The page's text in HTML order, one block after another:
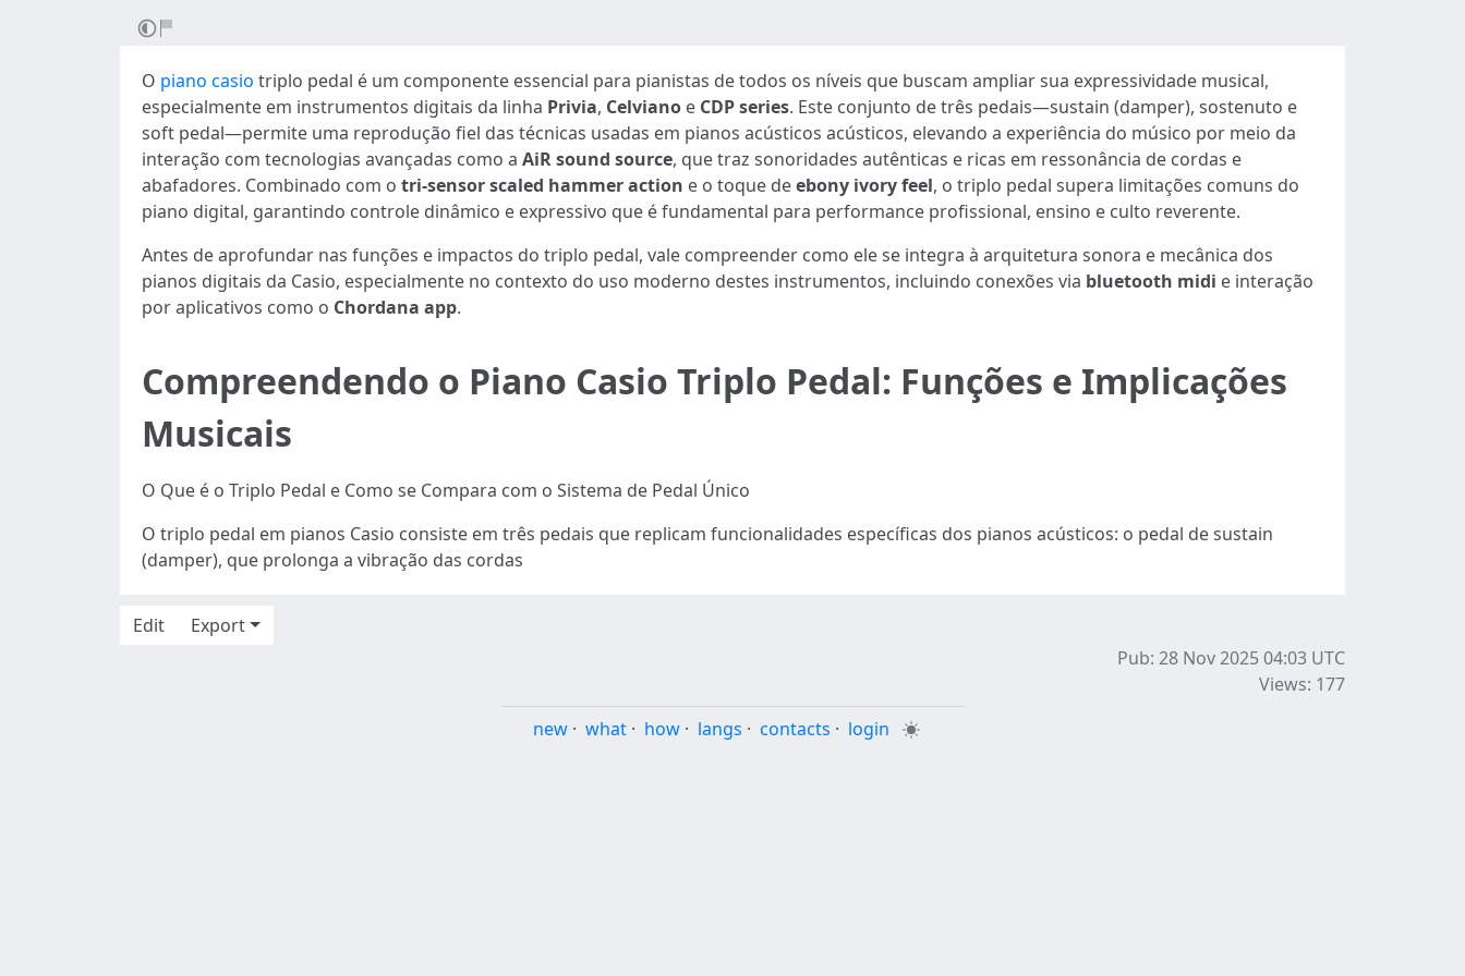
O piano casio triplo pedal é um componente essencial para pianistas de todos os níveis que buscam ampliar sua expressividade musical,
especialmente em instrumentos digitais da linha Privia, Celviano e CDP series. Este conjunto de três pedais—sustain (damper), sostenuto e
soft pedal—permite uma reprodução fiel das técnicas usadas em pianos acústicos acústicos, elevando a experiência do músico por meio da
interação com tecnologias avançadas como a AiR sound source, que traz sonoridades autênticas e ricas em ressonância de cordas e
abafadores. Combinado com o tri-sensor scaled hammer action e o toque deebony ivory feel, o triplo pedal supera limitações comuns do
piano digital, garantindo controle dinâmico e expressivo que é fundamental para performance profissional, ensino e culto reverente.
Antes de aprofundar nas funções e impactos do triplo pedal, vale compreender como ele se integra à arquitetura sonora e mecânica dos
pianos digitais da Casio, especialmente no contexto do uso moderno destes instrumentos, incluindo conexões via bluetooth midi e interação
por aplicativos como o Chordana app.
Compreendendo o Piano Casio Triplo Pedal: Funções e Implicações
Musicais
O Que é o Triplo Pedal e Como se Compara com o Sistema de Pedal Único
O triplo pedal em pianos Casio consiste em três pedais que replicam funcionalidades específicas dos pianos acústicos: o pedal de sustain
(damper), que prolonga a vibração das cordas
Edit
Export
Pub: 28 Nov 2025 04:03 UTC
Views: 177
new · what · how · langs · contacts · login